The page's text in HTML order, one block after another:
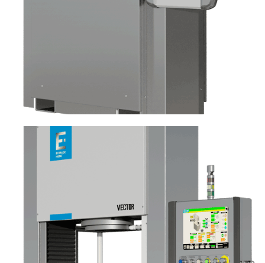
ワークスペースは495mmの開口部で快適です。 幅900mm、
ます。
VECTORは、研磨、精密なバリ取り、半径の作成など、さまざ
アルミニウムまたはプラスチックプロファイルの押出ダイ研磨
は、VECTOR機能を活用する最もよく知られたアプリケーショ